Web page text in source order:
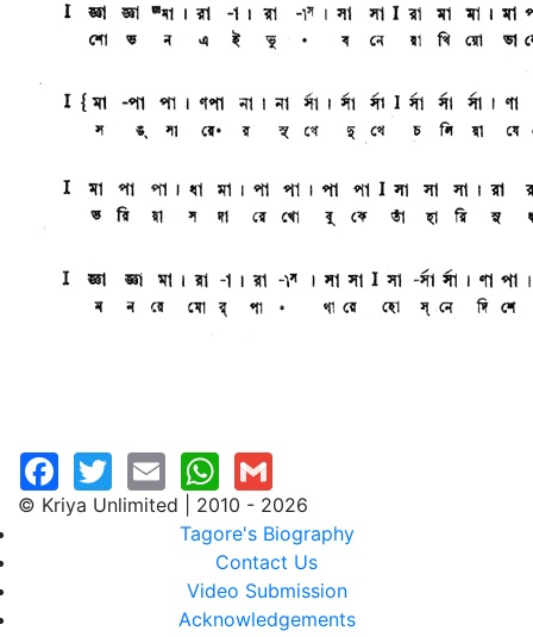
© Kriya Unlimited | 2010 - 2026
Tagore's Biography
Contact Us
Video Submission
Acknowledgements